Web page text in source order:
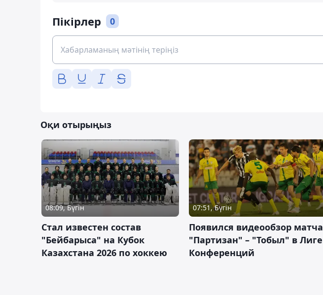
Пікірлер 0
Оқи отырыңыз
08:09, Бүгін
Стал известен состав
"Бейбарыса" на Кубок
Казахстана 2026 по хоккею
07:51, Бүгін
Появился видеообзор матча
"Партизан" – "Тобыл" в Лиге
Конференций